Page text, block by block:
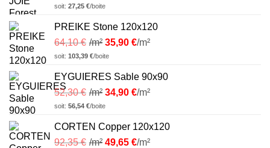
soit: 27,25 €/boite
PREIKE Stone 120x120
64,10€ /m² 35,90 €/m²
soit: 103,39 €/boite
EYGUIERES Sable 90x90
52,30€ /m² 34,90 €/m²
soit: 56,54 €/boite
CORTEN Copper 120x120
92,35€ /m² 49,65 €/m²